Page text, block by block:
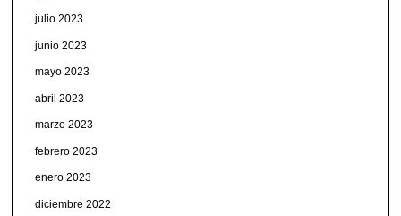
julio 2023
junio 2023
mayo 2023
abril 2023
marzo 2023
febrero 2023
enero 2023
diciembre 2022